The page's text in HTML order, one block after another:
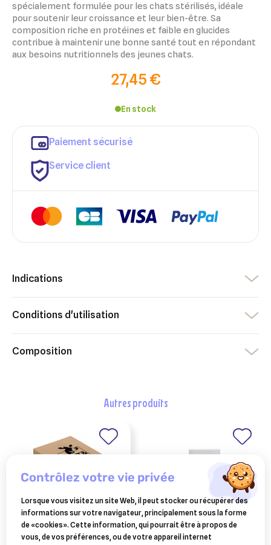
spécialement formulée pour les chats stérilisés, idéale
pour soutenir leur croissance et leur bien-être. Sa
composition riche en protéines et faible en glucides
contribue à maintenir une bonne santé tout en répondant
aux besoins nutritionnels des jeunes chats.
27,45 €
En stock
Paiement sécurisé
Service client
Indications
Conditions d'utilisation
Composition
autres produits
bolirepro 25 bolus AUDEVARD
Ajouter à ma liste d'envies
Créer une nouvelle liste
Créer une liste d'envies
Nom de la liste d'envies
Annuler Créer une liste d'envies
Connexion
Vous devez être connecté pour ajouter des produits à votre
Annuler Connexion
contrôlez votre vie privée
Lorsque vous visitez un site Web, il peut stocker ou récupérer des
informations sur votre navigateur, principalement sous la forme
de «cookies». Cette information, qui pourrait être à propos de
vous, de vos préférences, ou de votre appareil internet